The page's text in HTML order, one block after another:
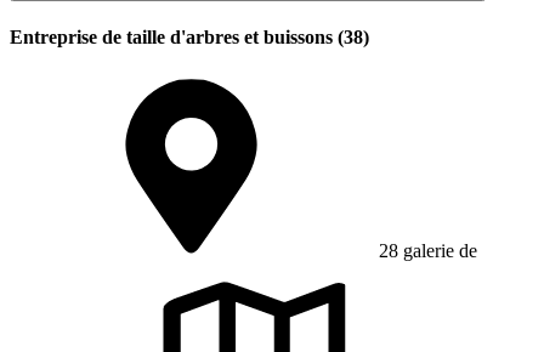
Entreprise de taille d'arbres et buissons (38)
28 galerie de